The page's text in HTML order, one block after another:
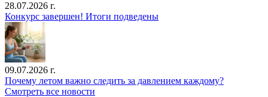
28.07.2026 г.
Конкурс завершен! Итоги подведены
09.07.2026 г.
Почему летом важно следить за давлением каждому?
Смотреть все новости